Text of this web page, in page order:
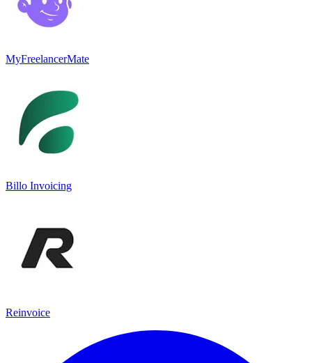
MyFreelancerMate
Billo Invoicing
Reinvoice